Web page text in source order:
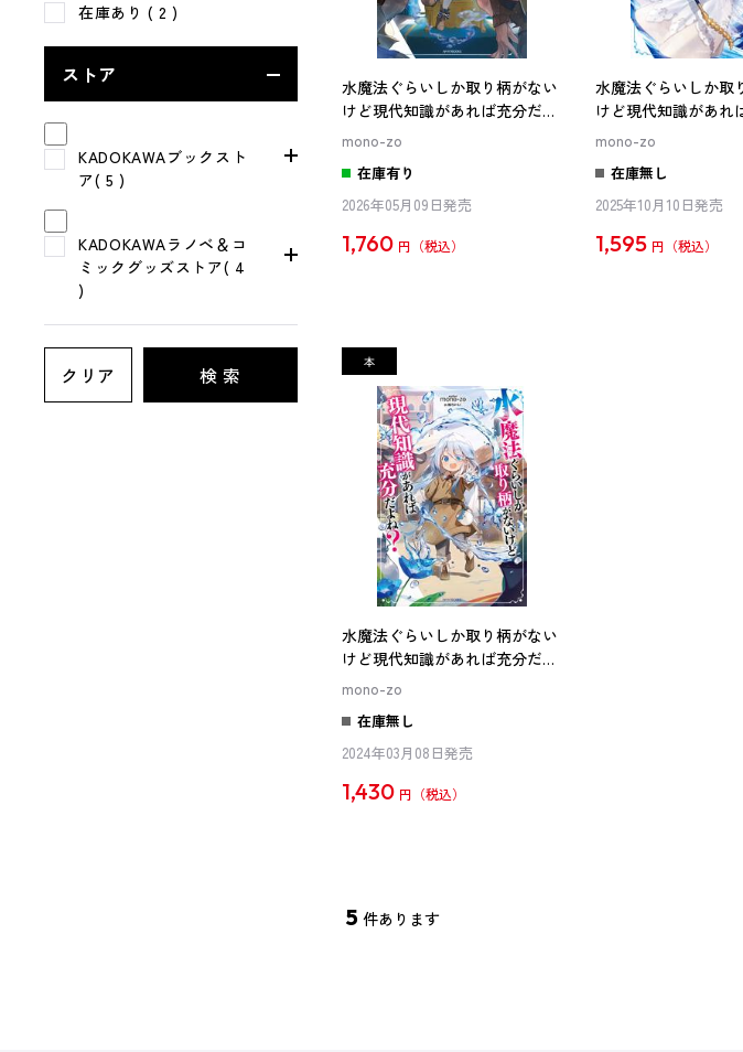
在庫あり ( 2 )
ストア
KADOKAWAブックスト
ア( 5 )
KADOKAWAラノベ＆コ
ミックグッズストア( 4
)
クリア 検 索
水魔法ぐらいしか取り柄がない
けど現代知識があれば充分だよ
ね？ ５
mono-zo
在庫有り
2026年05月09日発売
1,760 円
水魔法ぐらいしか取
けど現代知識があれ
ね？ ４
mono-zo
在庫無し
2025年10月10日発売
1,595 円
水魔法ぐらいしか取り柄がない
けど現代知識があれば充分だよ
ね？
mono-zo
在庫無し
2024年03月08日発売
1,430 円
5 件あります